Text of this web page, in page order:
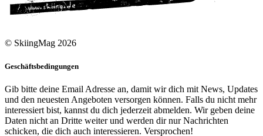
© SkiingMag 2026
Geschäftsbedingungen
Gib bitte deine Email Adresse an, damit wir dich mit News, Updates
und den neuesten Angeboten versorgen können. Falls du nicht mehr
interessiert bist, kannst du dich jederzeit abmelden. Wir geben deine
Daten nicht an Dritte weiter und werden dir nur Nachrichten
schicken, die dich auch interessieren. Versprochen!